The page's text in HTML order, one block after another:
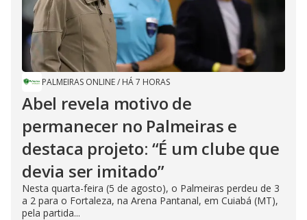
PALMEIRAS ONLINE/ HÁ 7 HORAS
Abel revela motivo de
permanecer no Palmeiras e
destaca projeto: “É um clube que
devia ser imitado”
Nesta quarta-feira (5 de agosto), o Palmeiras perdeu de 3
a 2 para o Fortaleza, na Arena Pantanal, em Cuiabá (MT),
pela partida...